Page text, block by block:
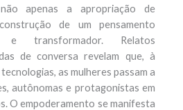
apenas a apropriação de
de um pensamento
e transformador. Relatos
de conversa revelam que, à
as mulheres passam a
autônomas e protagonistas em
O empoderamento se manifesta